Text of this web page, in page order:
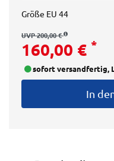
Größe EU 44
UVP 200,00 €
160,00 € *
sofort versandfertig,
In